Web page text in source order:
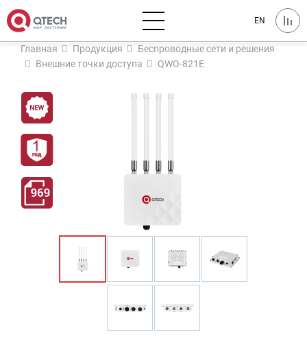
EN
Главная Продукция
Беспроводные сети и решения
Внешние точки доступа
QWO-821E